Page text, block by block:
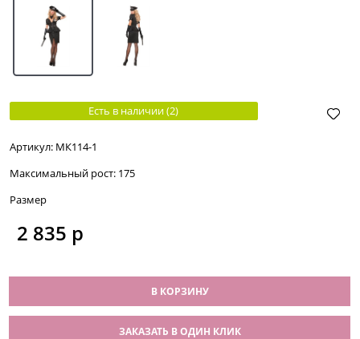
Есть в наличии (2)
Артикул: МК114-1
Максимальный рост: 175
Размер
2 835 р
В КОРЗИНУ
ЗАКАЗАТЬ В ОДИН КЛИК